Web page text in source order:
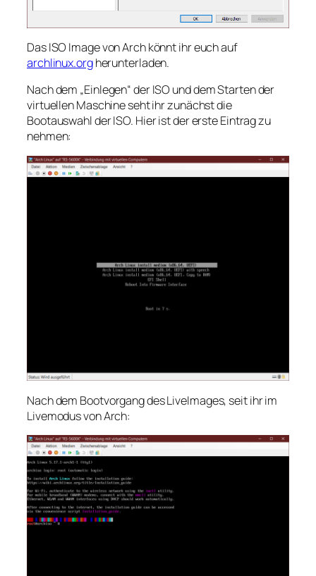
Das ISO Image von Arch könnt ihr euch auf
archlinux.orgherunterladen.
Nach dem „Einlegen“ der ISO und dem Starten der
virtuellen Maschine seht ihr zunächst die
Bootauswahl der ISO. Hier ist der erste Eintrag zu
nehmen:
Nach dem Bootvorgang des LiveImages, seit ihr im
Livemodus von Arch: